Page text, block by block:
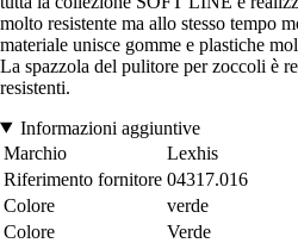
molto resistente ma allo stesso tempo
materiale unisce gomme e plastiche
La spazzola del pulitore per zoccoli è
resistenti.
Informazioni aggiuntive
Marchio
Lexhis
Riferimento fornitore 04317.016
Colore
verde
Colore
Verde